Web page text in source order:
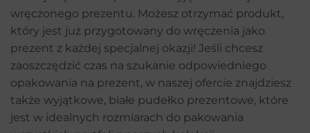
wręczonego prezentu. Możesz otrzymać produkt,
który jest już przygotowany do wręczenia jako
prezent z każdej specjalnej okazji! Jeśli chcesz
zaoszczędzić czas na szukanie odpowiedniego
opakowania na prezent, w naszej ofercie znajdziesz
także wyjątkowe, białe pudełko prezentowe, które
jest w idealnych rozmiarach do pakowania